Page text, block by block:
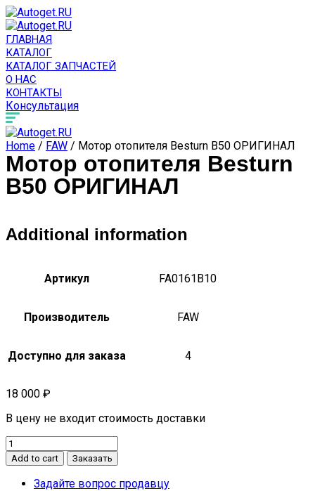
ГЛАВНАЯ
КАТАЛОГ
КАТАЛОГ ЗАПЧАСТЕЙ
О НАС
КОНТАКТЫ
Консультация
Home / FAW / Мотор отопителя Besturn B50 ОРИГИНАЛ
Мотор отопителя Besturn
B50 ОРИГИНАЛ
Additional information
Артикул FA0161B10
Производитель FAW
Доступно для заказа 4
18 000 ₽
В цену не входит стоимость доставки
Мотор
отопителя
Besturn
B50
Add to cart Заказать
Задайте вопрос продавцу